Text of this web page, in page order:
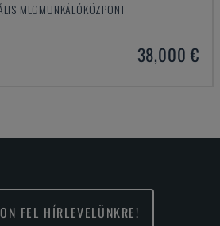
MEGMUNKÁLÓKÖZPONT
38,000 €
FEL HÍRLEVELÜNKRE!